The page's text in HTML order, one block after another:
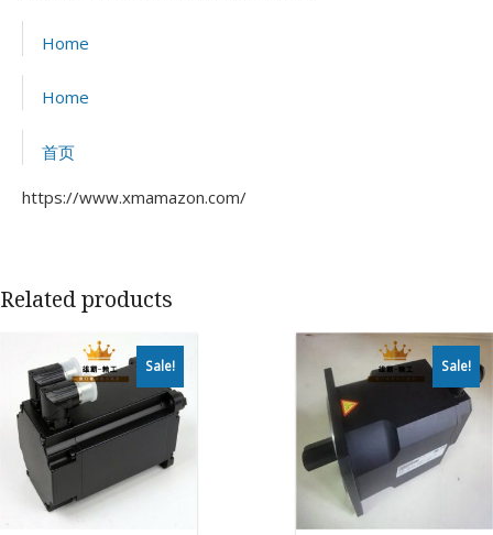
Home
Home
首页
https://www.xmamazon.com/
Related products
Sale! Sale!